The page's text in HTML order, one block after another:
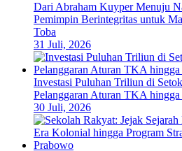
Dari Abraham Kuyper Menuju
Pemimpin Berintegritas untuk
Toba
31 Juli, 2026
Investasi Puluhan Triliun di
Pelanggaran Aturan TKA
30 Juli, 2026